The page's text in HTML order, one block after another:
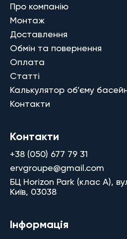
Про компанію
Монтаж
Доставлення
Обмін та повернення
Оплата
Статті
Калькулятор об’єму
Контакти
Контакти
+38 (050) 677 79 31
ervgroupe@gmail.com
БЦ Horizon Park (клас A),
Київ, 03038
Інформація